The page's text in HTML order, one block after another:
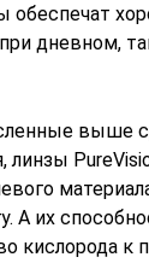
обеспечат
дневном,
выше
линзы
А их
кислорода к